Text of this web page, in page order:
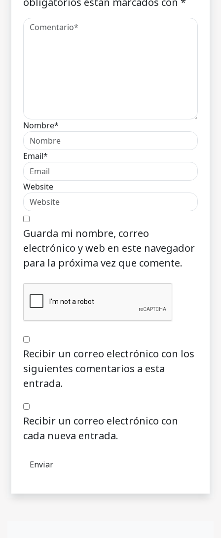
Nombre*
Email*
Website
Guarda mi nombre, correo
electrónico y web en este navegador
para la próxima vez que comente.
Recibir un correo electrónico con los
siguientes comentarios a esta
entrada.
Recibir un correo electrónico con
cada nueva entrada.